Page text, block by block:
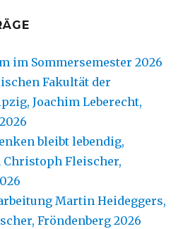
im Sommersemester 2026
Fakultät der
Joachim Leberecht,
bleibt lebendig,
Christoph Fleischer,
Martin Heideggers,
Fröndenberg 2026